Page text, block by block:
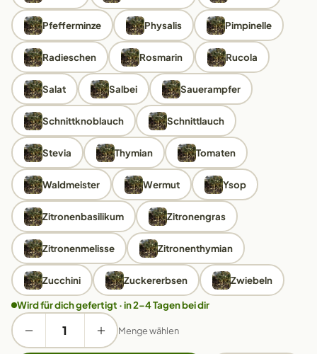
Pfefferminze Physalis Pimpinelle
Radieschen Rosmarin Rucola
Salat Salbei Sauerampfer
Schnittknoblauch Schnittlauch
Stevia Thymian Tomaten
Waldmeister Wermut Ysop
Zitronenbasilikum Zitronengras
Zitronenmelisse Zitronenthymian
Zucchini Zuckererbsen Zwiebeln
Wird für dich gefertigt · in 2–4 Tagen bei dir
Menge wählen